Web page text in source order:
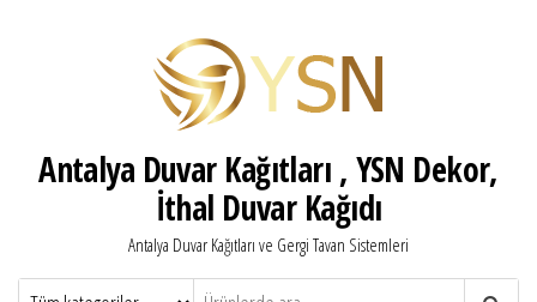
Antalya Duvar Kağıtları , YSN Dekor,
İthal Duvar Kağıdı
Antalya Duvar Kağıtları ve Gergi Tavan Sistemleri